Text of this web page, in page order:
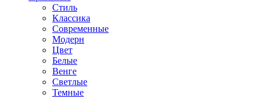
Стиль
Классика
Современные
Модерн
Цвет
Белые
Венге
Светлые
Темные